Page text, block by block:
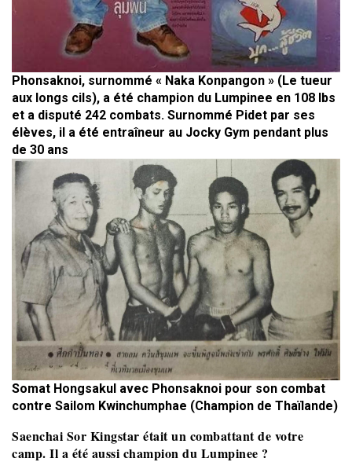
Phonsaknoi, surnommé « Naka Konpangon » (Le tueur
aux longs cils), a été champion du Lumpinee en 108 lbs
et a disputé 242 combats. Surnommé Pidet par ses
élèves, il a été entraîneur au Jocky Gym pendant plus
de 30 ans
Somat Hongsakul avec Phonsaknoi pour son combat
contre Sailom Kwinchumphae (Champion de Thaïlande)
Saenchai Sor Kingstar était un combattant de votre
camp. Il a été aussi champion du Lumpinee ?